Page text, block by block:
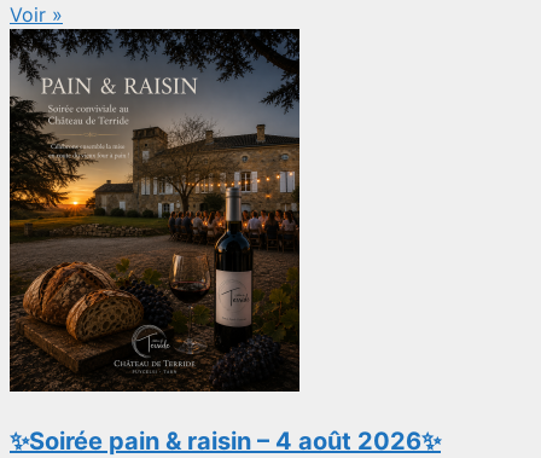
Voir »
✨Soirée pain & raisin – 4 août 2026✨